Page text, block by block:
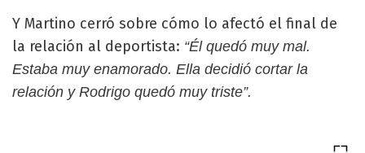
Y Martino cerró sobre cómo lo afectó el final de
la relación al deportista: “Él quedó muy mal.
Estaba muy enamorado. Ella decidió cortar la
relación y Rodrigo quedó muy triste”.